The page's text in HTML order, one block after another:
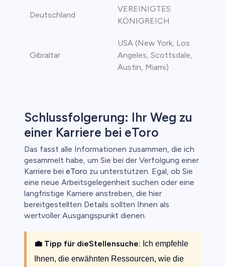
Deutschland
VEREINIGTES
KÖNIGREICH
Gibraltar
USA (New York, Los
Angeles, Scottsdale,
Austin, Miami)
Schlussfolgerung: Ihr Weg zu
einer Karriere bei eToro
Das fasst alle Informationen zusammen, die ich
gesammelt habe, um Sie bei der Verfolgung einer
Karriere bei eToro zu unterstützen. Egal, ob Sie
eine neue Arbeitsgelegenheit suchen oder eine
langfristige Karriere anstreben, die hier
bereitgestellten Details sollten Ihnen als
wertvoller Ausgangspunkt dienen.
💼 Tipp für dieStellensuche: Ich empfehle
Ihnen, die erwähnten Ressourcen, wie die